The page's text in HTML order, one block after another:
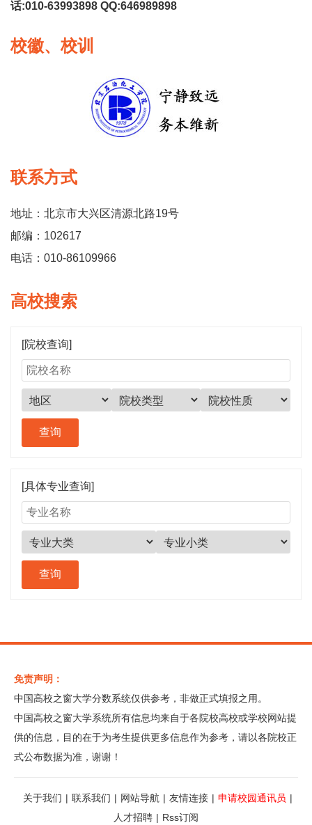
话:010-63993898 QQ:646989898
校徽、校训
联系方式
地址：北京市大兴区清源北路19号
邮编：102617
电话：010-86109966
高校搜索
[院校查询]
[具体专业查询]
免责声明：
中国高校之窗大学分数系统仅供参考，非做正式填报之用。
中国高校之窗大学系统所有信息均来自于各院校高校或学校网站提
供的信息，目的在于为考生提供更多信息作为参考，请以各院校正
式公布数据为准，谢谢！
关于我们 | 联系我们 | 网站导航 | 友情连接 | 申请校园通讯员 |
人才招聘 | Rss订阅